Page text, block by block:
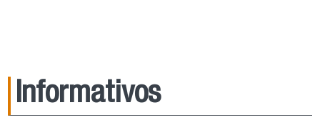
Informativos